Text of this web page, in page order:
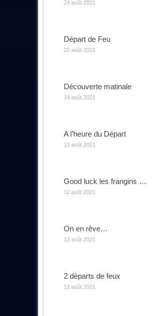
24 août 2021
Départ de Feu
22 août 2021
Découverte matinale
19 août 2021
A l’heure du Départ
13 août 2021
Good luck les frangins …
12 août 2021
On en rêve…
12 août 2021
2 départs de feux
12 août 2021